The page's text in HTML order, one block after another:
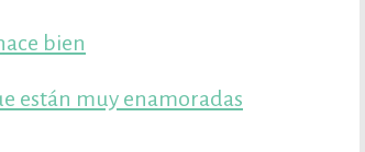
bien
están muy enamoradas